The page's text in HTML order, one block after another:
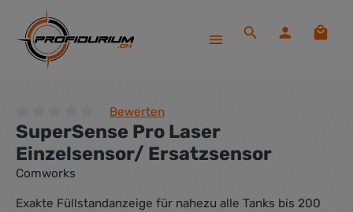
Zum Hauptinhalt springen
Durchschnittliche Bewertung von 0 von 5 Sternen
Bewerten
SuperSense Pro Laser
Einzelsensor/ Ersatzsensor
Comworks
Exakte Füllstandanzeige für nahezu alle Tanks bis 200